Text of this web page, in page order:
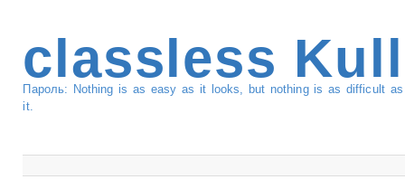
classless
Пароль: Nothing is as easy as it looks, but nothing is as difficult
it.